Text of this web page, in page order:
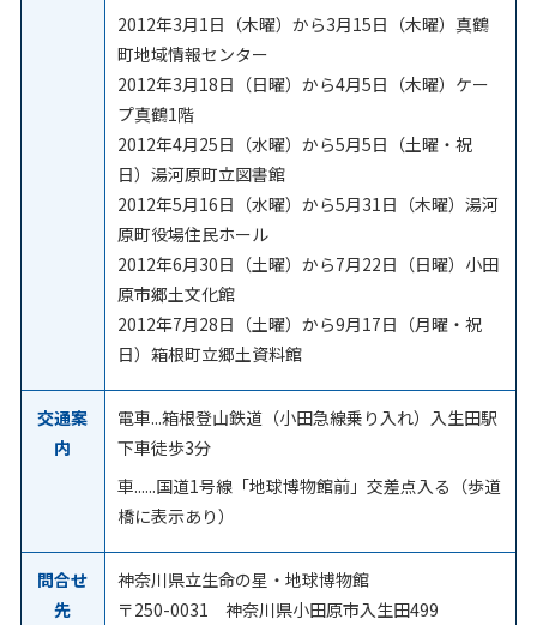
2012年3月1日（木曜）から3月15日（木曜）真鶴
町地域情報センター
2012年3月18日（日曜）から4月5日（木曜）ケー
プ真鶴1階
2012年4月25日（水曜）から5月5日（土曜・祝
日）湯河原町立図書館
2012年5月16日（水曜）から5月31日（木曜）湯河
原町役場住民ホール
2012年6月30日（土曜）から7月22日（日曜）小田
原市郷土文化館
2012年7月28日（土曜）から9月17日（月曜・祝
日）箱根町立郷土資料館
交通案
内
電車...箱根登山鉄道（小田急線乗り入れ）入生田駅
下車徒歩3分
車......国道1号線「地球博物館前」交差点入る（歩道
橋に表示あり）
問合せ
先
神奈川県立生命の星・地球博物館
〒250-0031 神奈川県小田原市入生田499